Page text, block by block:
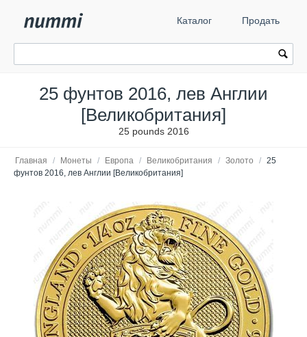
Каталог Продать
25 фунтов 2016, лев Англии
[Великобритания]
25 pounds 2016
Главная / Монеты / Европа / Великобритания / Золото / 25
фунтов 2016, лев Англии [Великобритания]